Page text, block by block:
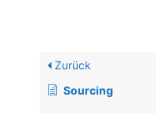
Zurück
Sourcing